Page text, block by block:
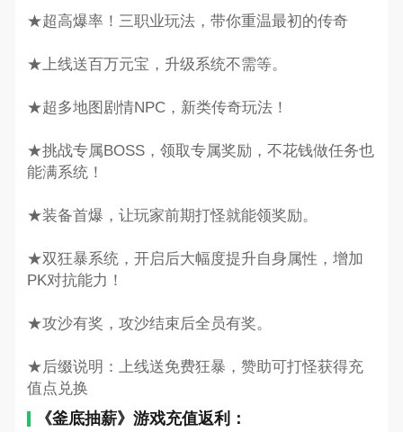
★超高爆率！三职业玩法，带你重温最初的传奇
★上线送百万元宝，升级系统不需等。
★超多地图剧情NPC，新类传奇玩法！
★挑战专属BOSS，领取专属奖励，不花钱做任务也
能满系统！
★装备首爆，让玩家前期打怪就能领奖励。
★双狂暴系统，开启后大幅度提升自身属性，增加
PK对抗能力！
★攻沙有奖，攻沙结束后全员有奖。
★后缀说明：上线送免费狂暴，赞助可打怪获得充
值点兑换
《釜底抽薪》游戏充值返利：